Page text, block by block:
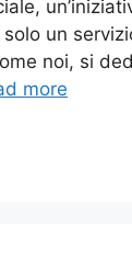
solo un
noi, si
more